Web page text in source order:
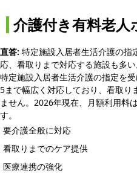
介護付き有料老人
直答: 特定施設入居者生活介護の指
応、看取りまで対応する施設も多い
特定施設入居者生活介護の指定を
5まで幅広く対応しており、看取り
ません。2026年現在、月額利用料
す。
要介護全般に対応
看取りまでのケア提供
医療連携の強化